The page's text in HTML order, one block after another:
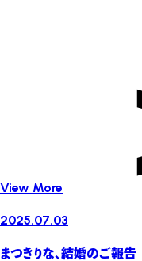
View More
2025.07.03
まつきりな、結婚のご報告